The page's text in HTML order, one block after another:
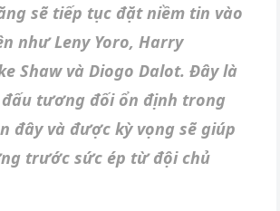
sẽ tiếp tục đặt niềm tin vào
như Leny Yoro, Harry
Shaw và Diogo Dalot. Đây là
tương đối ổn định trong
đây và được kỳ vọng sẽ giúp
trước sức ép từ đội chủ